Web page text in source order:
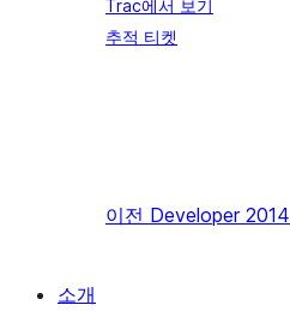
Trac에서 보기
추적 티켓
이전 Developer 2014
소개